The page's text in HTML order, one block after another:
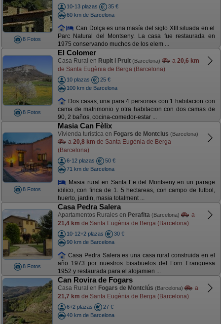
8 Fotos
10-13 plazas
35 €
60 km de Barcelona
Can Dolça es una masía del siglo XIII situada en el
Parc Natural del Montseny. La casa fue restaurada en
1975 conservando muchos de los elem ...
8 Fotos
El Colomer
Casa Rural en Rupit i Pruit (Barcelona) a 20,6 km
de Santa Eugènia de Berga (Barcelona)
10 plazas
25 €
100 km de Barcelona
Dos casas, una para 4 personas con 1 habitacion con
cama de matrimonio y otra habitacion con dos camas de
90, 2 baños, cocina-comedor-estar ...
8 Fotos
Masia Can Fèlix
Vivienda turística en Fogars de Montclus (Barcelona)
a 20,8 km de Santa Eugènia de Berga
(Barcelona)
6-12 plazas
50 €
71 km de Barcelona
Masia rural en Santa Fe del Montseny en un parage
idilico, con finca de 1. 5 hectareas, con campo de futbol,
huerto, jardin, masia totalment ...
8 Fotos
Casa Pedra Salera
Apartamentos Rurales en Perafita (Barcelona)
a
21,4 km de Santa Eugènia de Berga (Barcelona)
10-12+2 plazas
30 €
90 km de Barcelona
Casa Pedra Salera es una casa rural construida en el
año 1973 por nuestros bisabuelos del Forn Franquesa
1952 y restaurada para el alojamien ...
Can Rovira de Fogars
Casa Rural en Fogars de Montclús (Barcelona)
a
21,7 km de Santa Eugènia de Berga (Barcelona)
6+2 plazas
27 €
40 km de Barcelona